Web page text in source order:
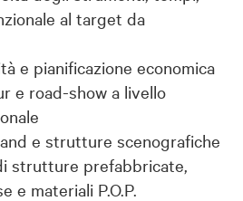
al target da
e pianificazione economica
e road-show a livello
e strutture scenografiche
strutture prefabbricate,
e materiali P.O.P.